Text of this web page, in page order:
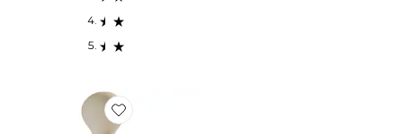
Favorite SÉRUM